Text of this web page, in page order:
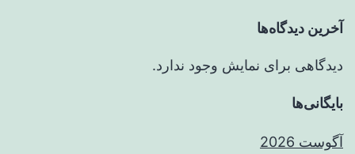
آخرین دیدگاه‌ها
دیدگاهی برای نمایش وجود ندارد.
بایگانی‌ها
آگوست 2026